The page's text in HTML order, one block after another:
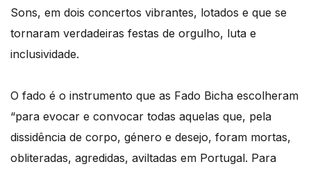
Sons, em dois concertos vibrantes, lotados e que se
tornaram verdadeiras festas de orgulho, luta e
inclusividade.
O fado é o instrumento que as Fado Bicha escolheram
“para evocar e convocar todas aquelas que, pela
dissidência de corpo, género e desejo, foram mortas,
obliteradas, agredidas, aviltadas em Portugal. Para